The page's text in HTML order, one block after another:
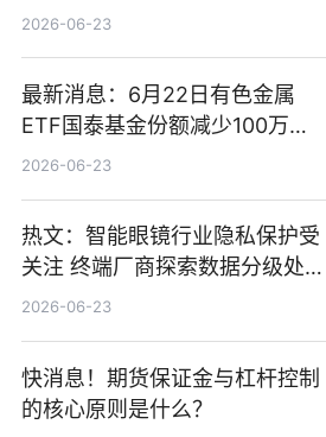
业务少数股权
2026-06-23
最新消息：6月22日有色金属
ETF国泰基金份额减少100万
份，重仓股紫金矿业、洛阳钼
2026-06-23
热文：智能眼镜行业隐私保护受
关注 终端厂商探索数据分级处理
等方案
2026-06-23
快消息！期货保证金与杠杆控制
的核心原则是什么？